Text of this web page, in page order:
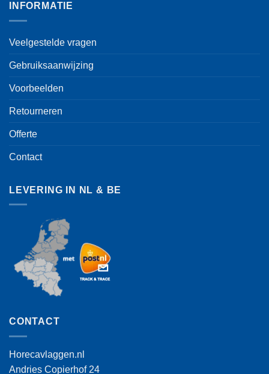
INFORMATIE
Veelgestelde vragen
Gebruiksaanwijzing
Voorbeelden
Retourneren
Offerte
Contact
LEVERING IN NL & BE
CONTACT
Horecavlaggen.nl
Andries Copierhof 24